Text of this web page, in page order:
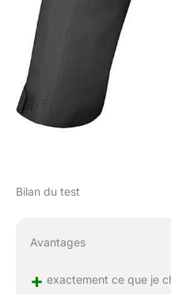
Bilan du test
Avantages
+ exactement ce que je